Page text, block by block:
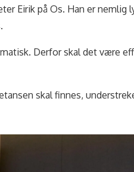
Eirik på Os. Han er nemlig
Derfor skal det være
skal finnes,